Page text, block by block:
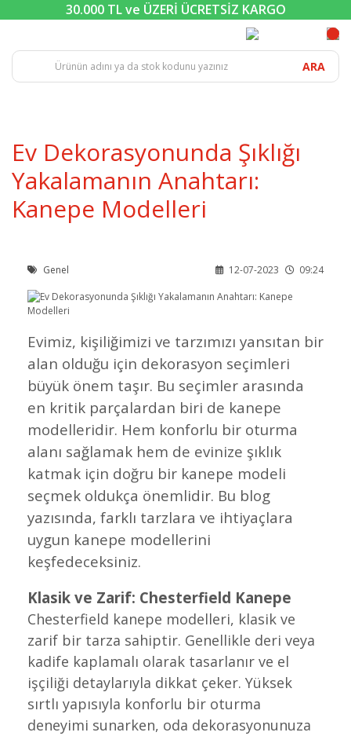
30.000 TL ve ÜZERİ ÜCRETSİZ KARGO
ARA
Ev Dekorasyonunda Şıklığı
Yakalamanın Anahtarı:
Kanepe Modelleri
Genel 12-07-2023 09:24
Evimiz, kişiliğimizi ve tarzımızı yansıtan bir
alan olduğu için dekorasyon seçimleri
büyük önem taşır. Bu seçimler arasında
en kritik parçalardan biri de kanepe
modelleridir. Hem konforlu bir oturma
alanı sağlamak hem de evinize şıklık
katmak için doğru bir kanepe modeli
seçmek oldukça önemlidir. Bu blog
yazısında, farklı tarzlara ve ihtiyaçlara
uygun kanepe modellerini
keşfedeceksiniz.
Klasik ve Zarif: Chesterfield Kanepe
Chesterfield kanepe modelleri, klasik ve
zarif bir tarza sahiptir. Genellikle deri veya
kadife kaplamalı olarak tasarlanır ve el
işçiliği detaylarıyla dikkat çeker. Yüksek
sırtlı yapısıyla konforlu bir oturma
deneyimi sunarken, oda dekorasyonunuza